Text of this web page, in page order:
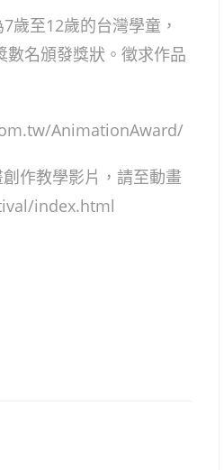
歲至12歲的台灣學童，
名頒發獎狀。徵求作品
AnimationAward/
作教學影片，請至動畫
index.html